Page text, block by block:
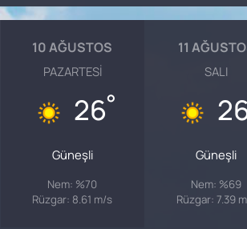
10 AĞUSTOS
PAZARTESI
26°
Güneşli
Nem: %70
Rüzgar: 8.61 m/s
11
SALI
Güneşli
Nem: %69
Rüzgar: 7.39